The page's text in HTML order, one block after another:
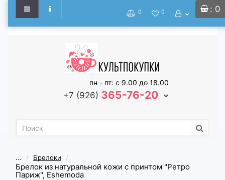
: 0
0 0
пн - пт: с 9.00 до 18.00
+7 (926) 365-76-20
... Брелоки
Брелок из натуральной кожи с принтом "Ретро
Париж", Eshemoda